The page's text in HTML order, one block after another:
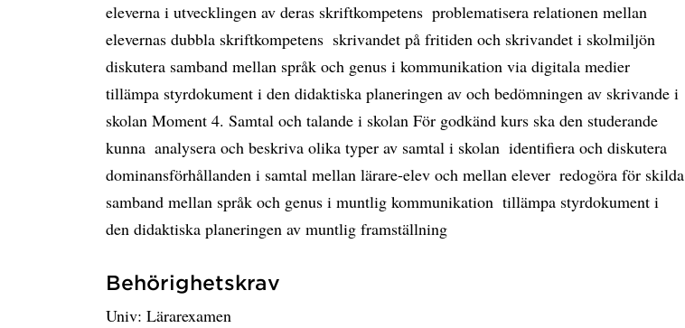
eleverna i utvecklingen av deras skriftkompetens  problematisera relationen mellan
elevernas dubbla skriftkompetens  skrivandet på fritiden och skrivandet i skolmiljön 
diskutera samband mellan språk och genus i kommunikation via digitala medier 
tillämpa styrdokument i den didaktiska planeringen av och bedömningen av skrivande i
skolan Moment 4. Samtal och talande i skolan För godkänd kurs ska den studerande
kunna  analysera och beskriva olika typer av samtal i skolan  identifiera och diskutera
dominansförhållanden i samtal mellan lärare-elev och mellan elever  redogöra för skilda
samband mellan språk och genus i muntlig kommunikation  tillämpa styrdokument i
den didaktiska planeringen av muntlig framställning
Behörighetskrav
Univ: Lärarexamen